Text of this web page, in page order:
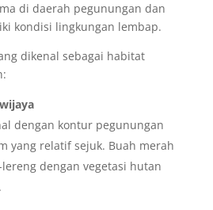
di daerah pegunungan dan
kondisi lingkungan lembap.
dikenal sebagai habitat
dengan kontur pegunungan
yang relatif sejuk. Buah merah
dengan vegetasi hutan